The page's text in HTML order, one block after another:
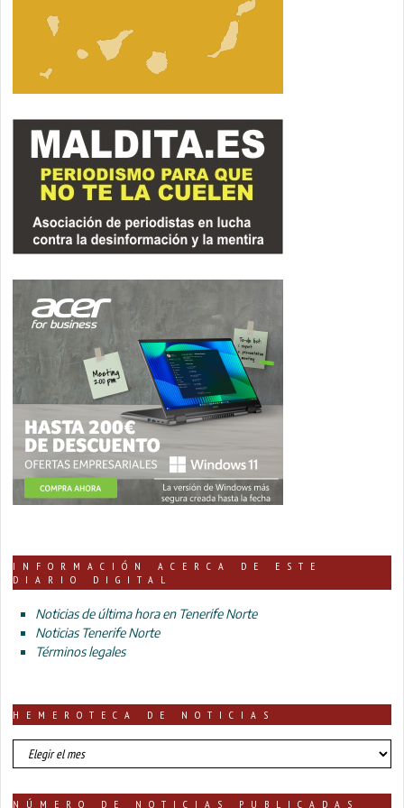
INFORMACIÓN ACERCA DE ESTE
DIARIO DIGITAL
Noticias de última hora en Tenerife Norte
Noticias Tenerife Norte
Términos legales
HEMEROTECA DE NOTICIAS
HEMEROTECA
DE
NÚMERO DE NOTICIAS PUBLICADAS